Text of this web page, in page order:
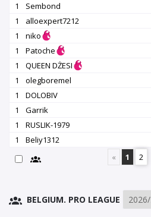
1
Sembond
1
alloexpert7212
1
niko
1
Patoche
1
QUEEN DŻESI
1
olegboremel
1
DOLOBIV
1
Garrik
1
RUSLIK-1979
1
Beliy1312
«
1 2
BELGIUM. PRO LEAGUE